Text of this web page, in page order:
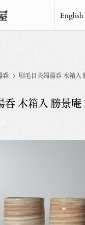
English
呑 刷毛目夫婦湯呑 木箱入 勝
呑 木箱入 勝景庵